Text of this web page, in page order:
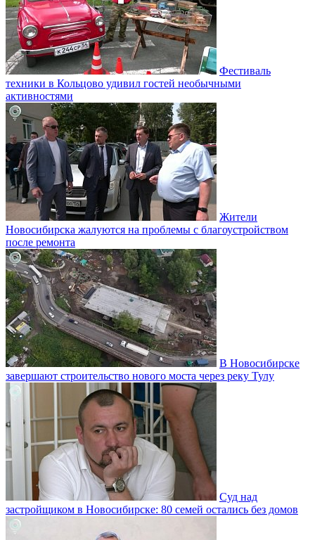
Фестиваль
техники в Кольцово удивил гостей необычными
активностями
Жители
Новосибирска жалуются на проблемы с благоустройством
после ремонта
В Новосибирске
завершают строительство нового моста через реку Тулу
Суд над
застройщиком в Новосибирске: 80 семей остались без домов